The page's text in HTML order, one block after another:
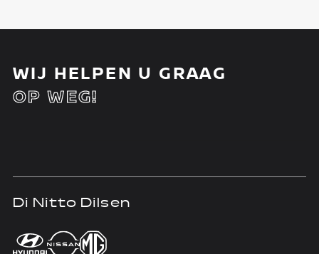
WIJ HELPEN U GRAAG
OP WEG!
Di Nitto Dilsen